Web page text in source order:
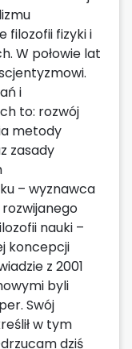
filozofii fizyki i
W połowie lat
i
to: rozwój
metody
zasady
– wyznawca
nauki –
koncepcji
z 2001
byli
Swój
w tym
dziś